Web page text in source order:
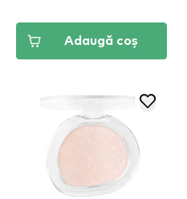
Adaugă coș